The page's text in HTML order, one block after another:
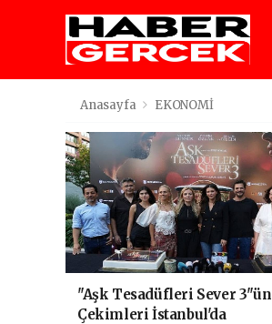
Anasayfa EKONOMİ
"Aşk Tesadüfleri Sever 3"ün
Çekimleri İstanbul'da